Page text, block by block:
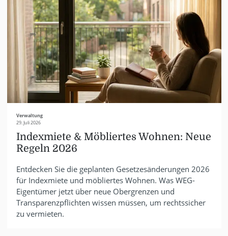
Verwaltung
29. Juli 2026
Indexmiete & Möbliertes Wohnen: Neue
Regeln 2026
Entdecken Sie die geplanten Gesetzesänderungen 2026
für Indexmiete und möbliertes Wohnen. Was WEG-
Eigentümer jetzt über neue Obergrenzen und
Transparenzpflichten wissen müssen, um rechtssicher
zu vermieten.